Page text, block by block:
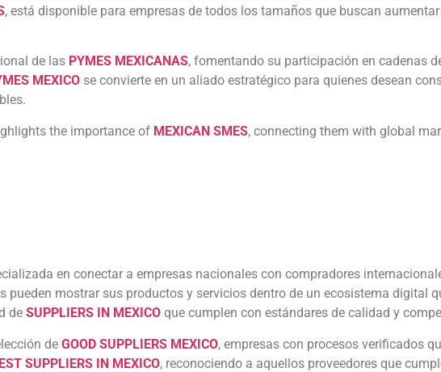
, está disponible para empresas de todos los tamaños que buscan
de las PYMES MEXICANAS, fomentando su participación en cadenas
MEXICO se convierte en un aliado estratégico para quienes desean
the importance of MEXICAN SMES, connecting them with global
en conectar a empresas nacionales con compradores
pueden mostrar sus productos y servicios dentro de un ecosistema digital
de SUPPLIERS IN MEXICO que cumplen con estándares de calidad y
de GOOD SUPPLIERS MEXICO, empresas con procesos verificados
SUPPLIERS IN MEXICO, reconociendo a aquellos proveedores que